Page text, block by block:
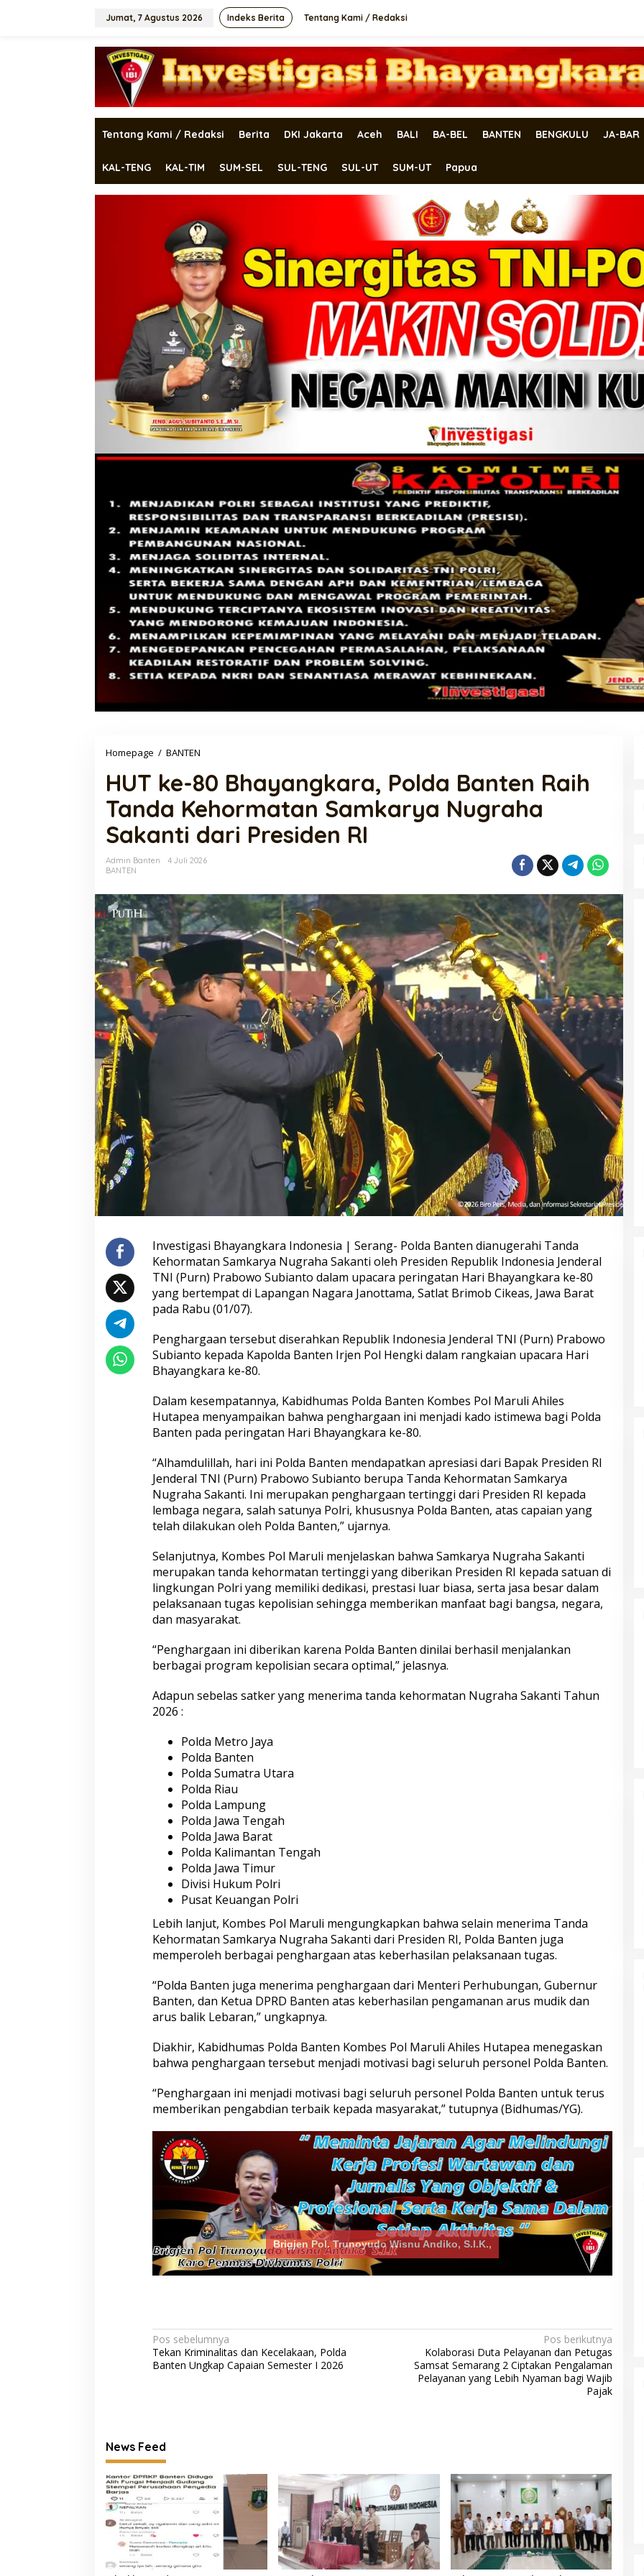
Jumat, 7 Agustus 2026 Indeks Berita Tentang Kami / Redaksi
Tentang Kami / Redaksi Berita DKI Jakarta Aceh BALI BA-BEL BANTEN BENGKULU JA-BAR
KAL-TENG KAL-TIM SUM-SEL SUL-TENG SUL-UT SUM-UT Papua
Homepage / BANTEN
80
Bhayangkara,
Polda
Banten
Raih
Tanda
Kehormatan
Sakanti
dari
Presiden
RI
HUT ke-80 Bhayangkara, Polda Banten Raih
Tanda Kehormatan Samkarya Nugraha
Sakanti dari Presiden RI
Admin Banten
4 Juli 2026
BANTEN
Investigasi Bhayangkara Indonesia | Serang- Polda Banten dianugerahi Tanda
Kehormatan Samkarya Nugraha Sakanti oleh Presiden Republik Indonesia Jenderal
TNI (Purn) Prabowo Subianto dalam upacara peringatan Hari Bhayangkara ke-80
yang bertempat di Lapangan Nagara Janottama, Satlat Brimob Cikeas, Jawa Barat
pada Rabu (01/07).
Penghargaan tersebut diserahkan Republik Indonesia Jenderal TNI (Purn) Prabowo
Subianto kepada Kapolda Banten Irjen Pol Hengki dalam rangkaian upacara Hari
Bhayangkara ke-80.
Dalam kesempatannya, Kabidhumas Polda Banten Kombes Pol Maruli Ahiles
Hutapea menyampaikan bahwa penghargaan ini menjadi kado istimewa bagi Polda
Banten pada peringatan Hari Bhayangkara ke-80.
“Alhamdulillah, hari ini Polda Banten mendapatkan apresiasi dari Bapak Presiden RI
Jenderal TNI (Purn) Prabowo Subianto berupa Tanda Kehormatan Samkarya
Nugraha Sakanti. Ini merupakan penghargaan tertinggi dari Presiden RI kepada
lembaga negara, salah satunya Polri, khususnya Polda Banten, atas capaian yang
telah dilakukan oleh Polda Banten,” ujarnya.
Selanjutnya, Kombes Pol Maruli menjelaskan bahwa Samkarya Nugraha Sakanti
merupakan tanda kehormatan tertinggi yang diberikan Presiden RI kepada satuan di
lingkungan Polri yang memiliki dedikasi, prestasi luar biasa, serta jasa besar dalam
pelaksanaan tugas kepolisian sehingga memberikan manfaat bagi bangsa, negara,
dan masyarakat.
“Penghargaan ini diberikan karena Polda Banten dinilai berhasil menjalankan
berbagai program kepolisian secara optimal,” jelasnya.
Adapun sebelas satker yang menerima tanda kehormatan Nugraha Sakanti Tahun
2026 :
Polda Metro Jaya
Polda Banten
Polda Sumatra Utara
Polda Riau
Polda Lampung
Polda Jawa Tengah
Polda Jawa Barat
Polda Kalimantan Tengah
Polda Jawa Timur
Divisi Hukum Polri
Pusat Keuangan Polri
Lebih lanjut, Kombes Pol Maruli mengungkapkan bahwa selain menerima Tanda
Kehormatan Samkarya Nugraha Sakanti dari Presiden RI, Polda Banten juga
memperoleh berbagai penghargaan atas keberhasilan pelaksanaan tugas.
“Polda Banten juga menerima penghargaan dari Menteri Perhubungan, Gubernur
Banten, dan Ketua DPRD Banten atas keberhasilan pengamanan arus mudik dan
arus balik Lebaran,” ungkapnya.
Diakhir, Kabidhumas Polda Banten Kombes Pol Maruli Ahiles Hutapea menegaskan
bahwa penghargaan tersebut menjadi motivasi bagi seluruh personel Polda Banten.
“Penghargaan ini menjadi motivasi bagi seluruh personel Polda Banten untuk terus
memberikan pengabdian terbaik kepada masyarakat,” tutupnya (Bidhumas/YG).
Brigjen Pol. Trunoyudo Wisnu Andiko, S.I.K.,
Navigasi
pos
Pos sebelumnya
Tekan Kriminalitas dan Kecelakaan, Polda
Banten Ungkap Capaian Semester I 2026
Pos berikutnya
Kolaborasi Duta Pelayanan dan Petugas
Samsat Semarang 2 Ciptakan Pengalaman
Pelayanan yang Lebih Nyaman bagi Wajib
Pajak
News Feed
Seleksi Taruna Akpol Masuk Tahap
Akhir, Wakapolri Pimpin
Pemeriksaan Penampilan 404
Mengenal Brigjen Pol. Drs. Ahmad
Musthofa Kamal, S.H., Perwira
Humas Berpengalaman dengan
Aceh hingga Mabes Polri
Polri Gandeng UPH dan Komdigi
Edukasi Mahasiswa Cegah Judi
Hadapi Ancaman Love Scamming
Era Digital Polri Gelar Dialog
Wakapolri: Bergabungnya Irjen
Perkuat Jejaring Nasional Pusat
Studi Kepolisian
Sah
Satreskim Polres Tasikmalaya
Satu Pelaku Residivis Diamankan
Satreskrim Polres Tasikmalaya
Ganjal ATM Lintas Propinsi
Sambut Hari Bhayangkara ke-80,
Momen Keakraban Kapolresta
Pati dan Ketua Bhayangkari Saat
Mengetuk Pintu Langit Lewat
Kepedulian: Aksi Spontan
Kapolresta Pati Borong
Dagangan Rakyat Kecil
Laporan Call Center 110